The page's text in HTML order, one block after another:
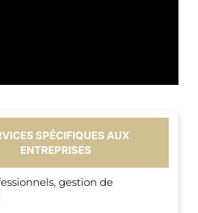
SPÉCIFIQUES AUX
ENTREPRISES
gestion de